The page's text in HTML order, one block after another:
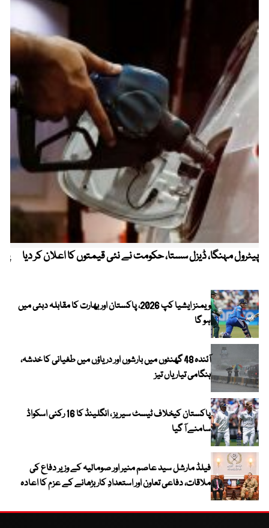
پیٹرول مہنگا، ڈیزل سستا، حکومت نے نئی قیمتوں کا اعلان کر دیا
ویمنز ایشیا کپ 2026، پاکستان اور بھارت کا مقابلہ دبئی میں
ہو گا
آئندہ 48 گھنٹوں میں بارشوں اور دریاؤں میں طغیانی کا خدشہ،
ہنگامی تیاریاں تیز
پاکستان کیخلاف ٹیسٹ سیریز ، انگلینڈ کا 16 رکنی اسکواڈ
سامنے آ گیا
فیلڈ مارشل سید عاصم منیر اور صومالیہ کے وزیر دفاع کی
ملاقات، دفاعی تعاون اور استعدادِ کار بڑھانے کے عزم کا اعادہ